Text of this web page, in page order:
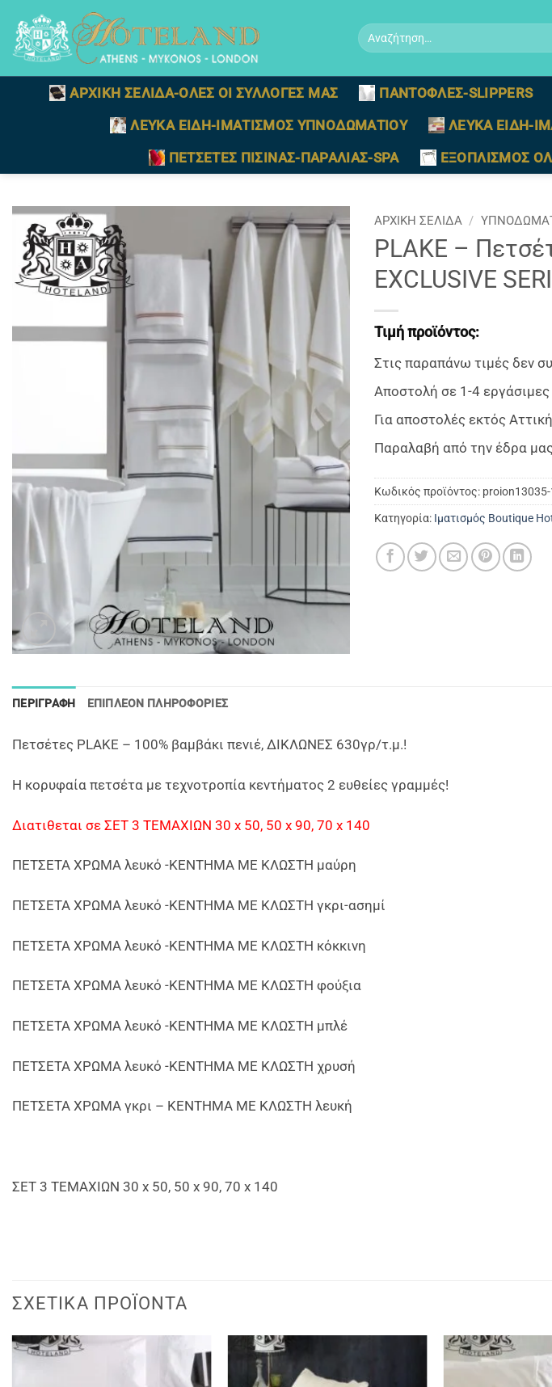
στο
περιεχόμενο
Αναζήτηση
για:
ΑΡΧΙΚΗ ΣΕΛΙΔΑ-ΟΛΕΣ ΟΙ ΣΥΛΛΟΓΕΣ ΜΑΣ ΠΑΝΤΟΦΛΕΣ-SLIPPERS
ΛΕΥΚΑ ΕΙΔΗ-ΙΜΑΤΙΣΜΟΣ ΥΠΝΟΔΩΜΑΤΙΟΥ
ΛΕΥΚΑ ΕΙΔΗ-
ΠΕΤΣΕΤΕΣ ΠΙΣΙΝΑΣ-ΠΑΡΑΛΙΑΣ-SPA
ΕΞΟΠΛΙΣΜΟΣ
ΑΡΧΙΚΉ ΣΕΛΊΔΑ /
PLAKE –
EXCLUSIVE
Τιμή προϊόντος:
Στις παραπάνω τιμές δεν
Αποστολή σε 1-4
Για αποστολές εκτός
Παραλαβή από την έδρα
Κωδικός προϊόντος: proion13035-
Κατηγορία: Ιματισμός Boutique
ΠΕΡΙΓΡΑΦΉ ΕΠΙΠΛΈΟΝ ΠΛΗΡΟΦΟΡΊΕΣ
Πετσέτες PLAKE – 100% βαμβάκι πενιέ, ΔΙΚΛΩΝΕΣ 630γρ/τ.μ.!
Η κορυφαία πετσέτα με τεχνοτροπία κεντήματος 2 ευθείες γραμμές!
Διατιθεται σε ΣΕΤ 3 ΤΕΜΑΧΙΩΝ 30 x 50, 50 x 90, 70 x 140
ΠΕΤΣΕΤΑ ΧΡΩΜΑ λευκό -ΚΕΝΤΗΜΑ ΜΕ ΚΛΩΣΤΗ μαύρη
ΠΕΤΣΕΤΑ ΧΡΩΜΑ λευκό -ΚΕΝΤΗΜΑ ΜΕ ΚΛΩΣΤΗ γκρι-ασημί
ΠΕΤΣΕΤΑ ΧΡΩΜΑ λευκό -ΚΕΝΤΗΜΑ ΜΕ ΚΛΩΣΤΗ κόκκινη
ΠΕΤΣΕΤΑ ΧΡΩΜΑ λευκό -ΚΕΝΤΗΜΑ ΜΕ ΚΛΩΣΤΗ φούξια
ΠΕΤΣΕΤΑ ΧΡΩΜΑ λευκό -ΚΕΝΤΗΜΑ ΜΕ ΚΛΩΣΤΗ μπλέ
ΠΕΤΣΕΤΑ ΧΡΩΜΑ λευκό -ΚΕΝΤΗΜΑ ΜΕ ΚΛΩΣΤΗ χρυσή
ΠΕΤΣΕΤΑ ΧΡΩΜΑ γκρι – ΚΕΝΤΗΜΑ ΜΕ ΚΛΩΣΤΗ λευκή
ΣΕΤ 3 ΤΕΜΑΧΙΩΝ 30 x 50, 50 x 90, 70 x 140
ΣΧΕΤΙΚΆ ΠΡΟΪΌΝΤΑ